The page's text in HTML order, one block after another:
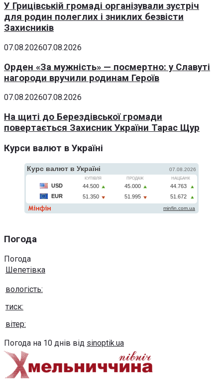
У Грицівській громаді організували зустріч
для родин полеглих і зниклих безвісти
Захисників
07.08.202607.08.2026
Орден «За мужність» — посмертно: у Славуті
нагороди вручили родинам Героїв
07.08.202607.08.2026
На щиті до Берездівської громади
повертається Захисник України Тарас Щур
Курси валют в Україні
Погода
Погода
Шепетівка
вологість:
тиск:
вітер:
Погода на 10 днів від sinoptik.ua